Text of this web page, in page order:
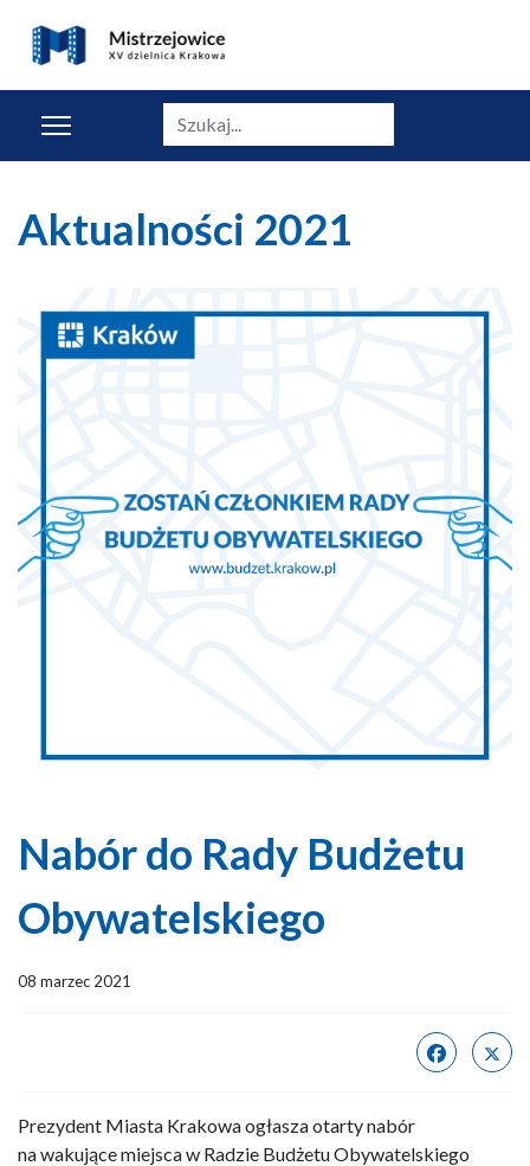
Szukaj
Aktualności 2021
Nabór do Rady Budżetu
Obywatelskiego
08 marzec 2021
Prezydent Miasta Krakowa ogłasza otarty nabór
na wakujące miejsca w Radzie Budżetu Obywatelskiego